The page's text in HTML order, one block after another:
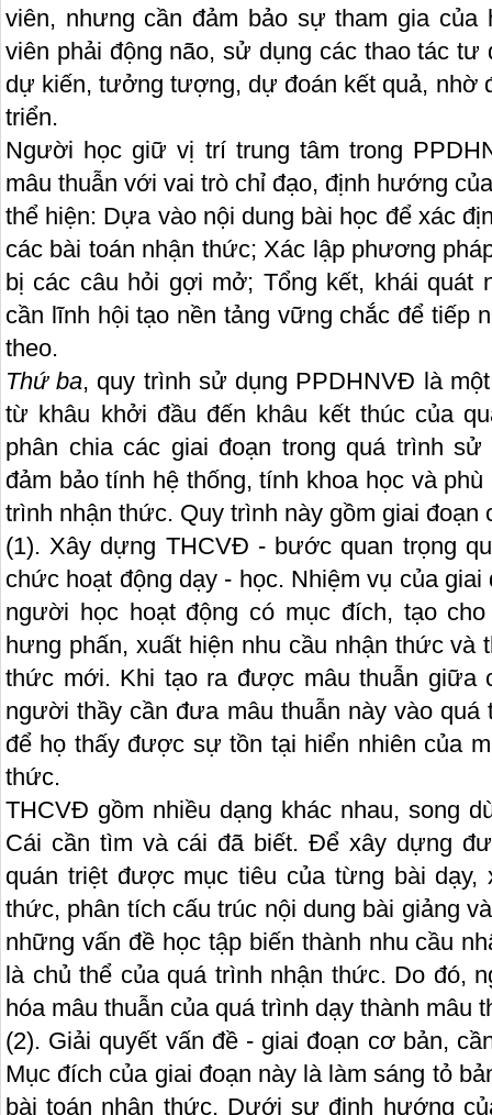
viên, nhưng cần đảm bảo sự tham gia của
viên phải động não, sử dụng các thao tác tư
dự kiến, tưởng tượng, dự đoán kết quả, nhờ
triển.
Người học giữ vị trí trung tâm trong
mâu thuẫn với vai trò chỉ đạo, định hướng
thể hiện: Dựa vào nội dung bài học để xác
các bài toán nhận thức; Xác lập phương
bị các câu hỏi gợi mở; Tổng kết, khái quát
cần lĩnh hội tạo nền tảng vững chắc để tiếp
theo.
Thứ ba, quy trình sử dụng PPDHNVĐ là
từ khâu khởi đầu đến khâu kết thúc của
phân chia các giai đoạn trong quá trình
đảm bảo tính hệ thống, tính khoa học và
trình nhận thức. Quy trình này gồm giai đoạn
(1). Xây dựng THCVĐ - bước quan trọng
chức hoạt động dạy - học. Nhiệm vụ của
người học hoạt động có mục đích, tạo
hưng phấn, xuất hiện nhu cầu nhận thức và
thức mới. Khi tạo ra được mâu thuẫn giữa
người thầy cần đưa mâu thuẫn này vào
để họ thấy được sự tồn tại hiển nhiên của
thức.
THCVĐ gồm nhiều dạng khác nhau, song
Cái cần tìm và cái đã biết. Để xây dựng
quán triệt được mục tiêu của từng bài
thức, phân tích cấu trúc nội dung bài giảng
những vấn đề học tập biến thành nhu cầu
là chủ thể của quá trình nhận thức. Do đó,
hóa mâu thuẫn của quá trình dạy thành mâu
(2). Giải quyết vấn đề - giai đoạn cơ bản,
Mục đích của giai đoạn này là làm sáng tỏ
bài toán nhận thức. Dưới sự định hướng